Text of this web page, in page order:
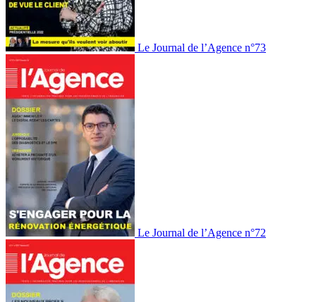
Le Journal de l’Agence n°73
Le Journal de l’Agence n°72